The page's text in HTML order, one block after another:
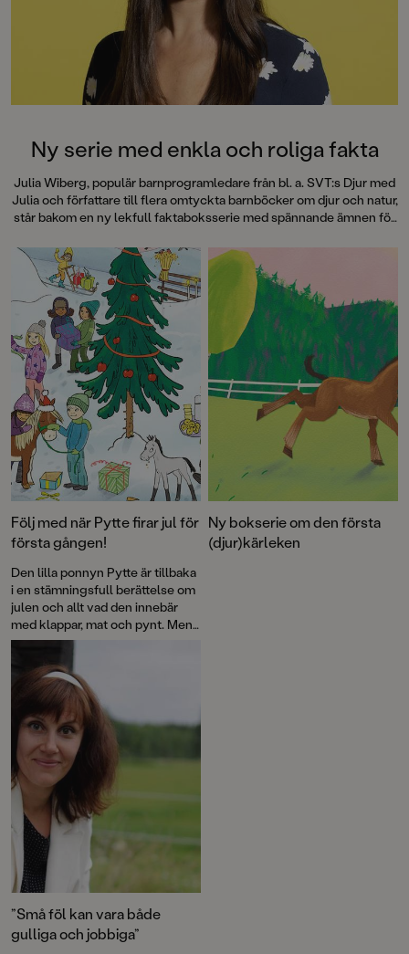
Hallhagen tipsar om årets bästa
böcker för barn och unga i
SvD"Mycket underhållande,
särskilt att rutscha med i Jenny
Dahlbergs bilder som inte sitter still
en enda sekund. På vartenda
uppslag finns tusen detaljer att
följa familjens hund på dess
sniffande äventyr." - Pia Huss,
DN"En bok som kommer att locka
till skratt hos såväl små som stora." -
BTJ.
Ny serie med enkla och roliga fakta
Julia Wiberg, populär barnprogramledare från bl. a. SVT:s Djur med
Julia och författare till flera omtyckta barnböcker om djur och natur,
står bakom en ny lekfull faktaboksserie med spännande ämnen för
Följ med när Pytte firar jul för
första gången!
Den lilla ponnyn Pytte är tillbaka
i en stämningsfull berättelse om
julen och allt vad den innebär
med klappar, mat och pynt. Men
framför allt om omtanke och
om Pytte och hans vänner är
storfavoriter för alla små
hästälskare.
Ny bokserie om den första
(djur)kärleken
”Små föl kan vara både
gulliga och jobbiga”